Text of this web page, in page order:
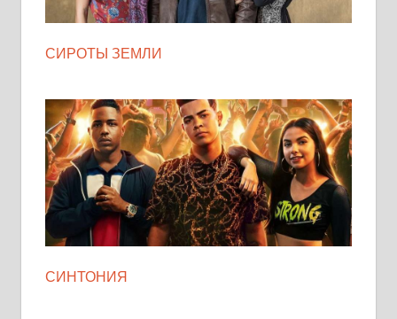
СИРОТЫ ЗЕМЛИ
СИНТОНИЯ